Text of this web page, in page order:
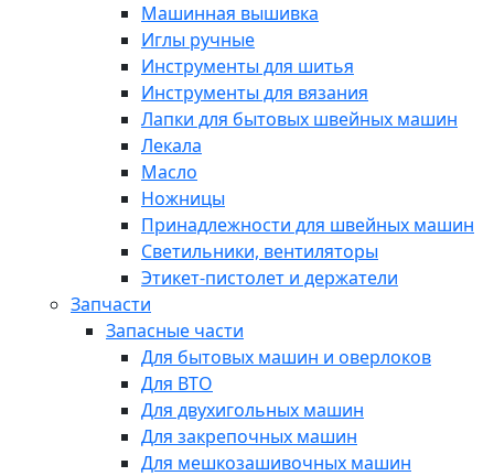
Машинная вышивка
Иглы ручные
Инструменты для шитья
Инструменты для вязания
Лапки для бытовых швейных машин
Лекала
Масло
Ножницы
Принадлежности для швейных машин
Светильники, вентиляторы
Этикет-пистолет и держатели
Запчасти
Запасные части
Для бытовых машин и оверлоков
Для ВТО
Для двухигольных машин
Для закрепочных машин
Для мешкозашивочных машин